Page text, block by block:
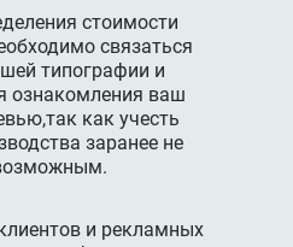
стоимости
связаться
типографии и
ознакомления ваш
как учесть
заранее не
и рекламных